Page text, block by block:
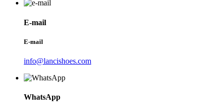
E-mail
E-mail
info@lancishoes.com
WhatsApp